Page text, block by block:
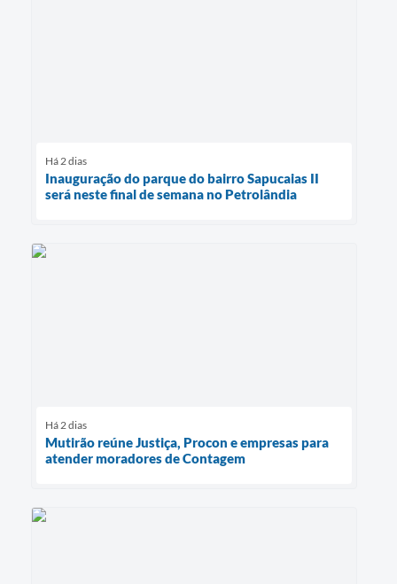
Há 2 dias
Inauguração do parque do bairro Sapucaias II
será neste final de semana no Petrolândia
Há 2 dias
Mutirão reúne Justiça, Procon e empresas para
atender moradores de Contagem